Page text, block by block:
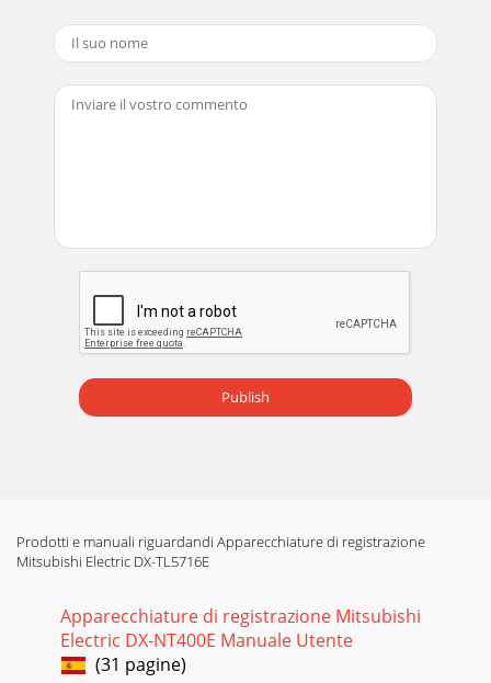
Publish
Prodotti e manuali riguardandi Apparecchiature di registrazione
Mitsubishi Electric DX-TL5716E
Apparecchiature di registrazione Mitsubishi
Electric DX-NT400E Manuale Utente
(31 pagine)